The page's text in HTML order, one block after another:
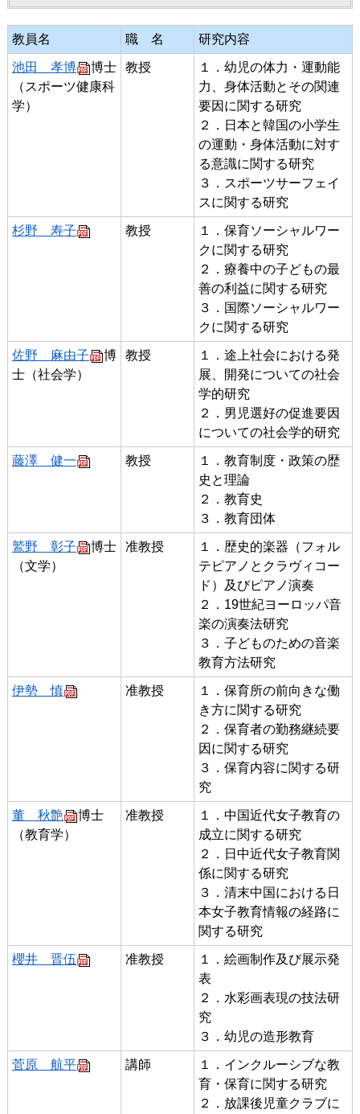
教員名 職 名 研究内容
池田 孝博
博士
（スポーツ健康科
学）
教授
１．幼児の体力・運動能
力、身体活動とその関連
要因に関する研究
２．日本と韓国の小学生
の運動・身体活動に対す
る意識に関する研究
３．スポーツサーフェイ
スに関する研究
杉野 寿子 教授
１．保育ソーシャルワー
クに関する研究
２．療養中の子どもの最
善の利益に関する研究
３．国際ソーシャルワー
クに関する研究
佐野 麻由子
博
士（社会学）
教授
１．途上社会における発
展、開発についての社会
学的研究
２．男児選好の促進要因
についての社会学的研究
藤澤 健一 教授
１．教育制度・政策の歴
史と理論
２．教育史
３．教育団体
鷲野 彰子
博士
（文学）
准教授
１．歴史的楽器（フォル
テピアノとクラヴィコー
ド）及びピアノ演奏
２．19世紀ヨーロッパ音
楽の演奏法研究
３．子どものための音楽
教育方法研究
伊勢 慎 准教授
１．保育所の前向きな働
き方に関する研究
２．保育者の勤務継続要
因に関する研究
３．保育内容に関する研
究
董 秋艶
博士
（教育学）
准教授
１．中国近代女子教育の
成立に関する研究
２．日中近代女子教育関
係に関する研究
３．清末中国における日
本女子教育情報の経路に
関する研究
櫻井 晋伍 准教授
１．絵画制作及び展示発
表
２．水彩画表現の技法研
究
３．幼児の造形教育
菅原 航平 講師
１．インクルーシブな教
育・保育に関する研究
２．放課後児童クラブに